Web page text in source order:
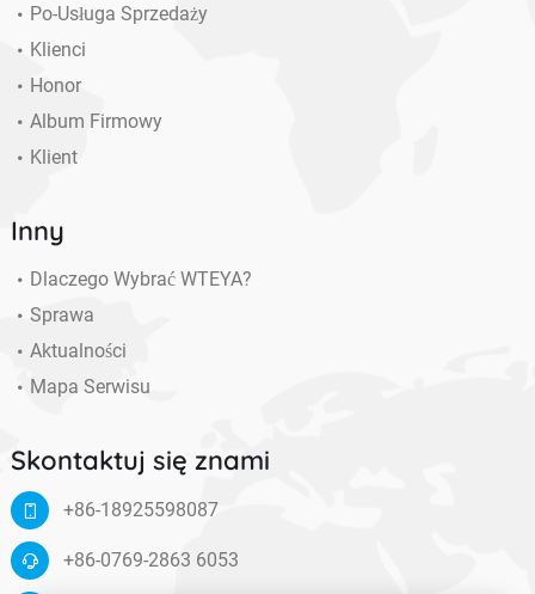
Po-Usługa Sprzedaży
Klienci
Honor
Album Firmowy
Klient
Inny
Dlaczego Wybrać WTEYA?
Sprawa
Aktualności
Mapa Serwisu
Skontaktuj się znami
+86-18925598087
+86-0769-2863 6053